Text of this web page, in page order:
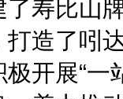
了寿比山
造了吲
开展“一